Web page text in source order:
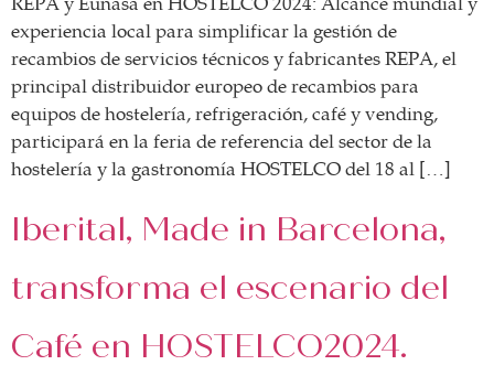
REPA y Eunasa en HOSTELCO 2024: Alcance mundial y
experiencia local para simplificar la gestión de
recambios de servicios técnicos y fabricantes REPA, el
principal distribuidor europeo de recambios para
equipos de hostelería, refrigeración, café y vending,
participará en la feria de referencia del sector de la
hostelería y la gastronomía HOSTELCO del 18 al […]
Iberital, Made in Barcelona,
transforma el escenario del
Café en HOSTELCO2024.